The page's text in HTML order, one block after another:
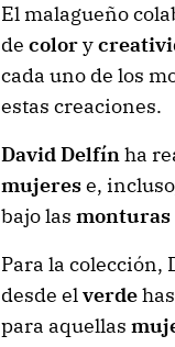
El malagueño
de colory
cada uno de los
estas creaciones.
David Delfínha
mujerese,
bajo las monturas
Para la colección,
desde elverde
para aquellas